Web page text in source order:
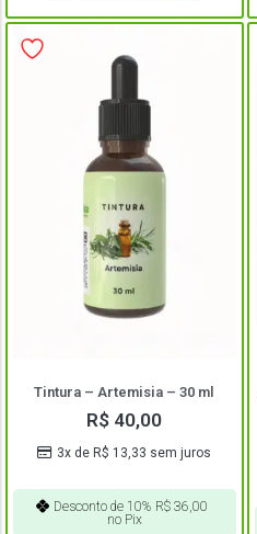
Tintura – Artemisia – 30 ml
R$ 40,00
3x de R$ 13,33 sem juros
Desconto de 10% R$ 36,00
no Pix